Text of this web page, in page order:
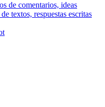
de comentarios, ideas
textos, respuestas escritas